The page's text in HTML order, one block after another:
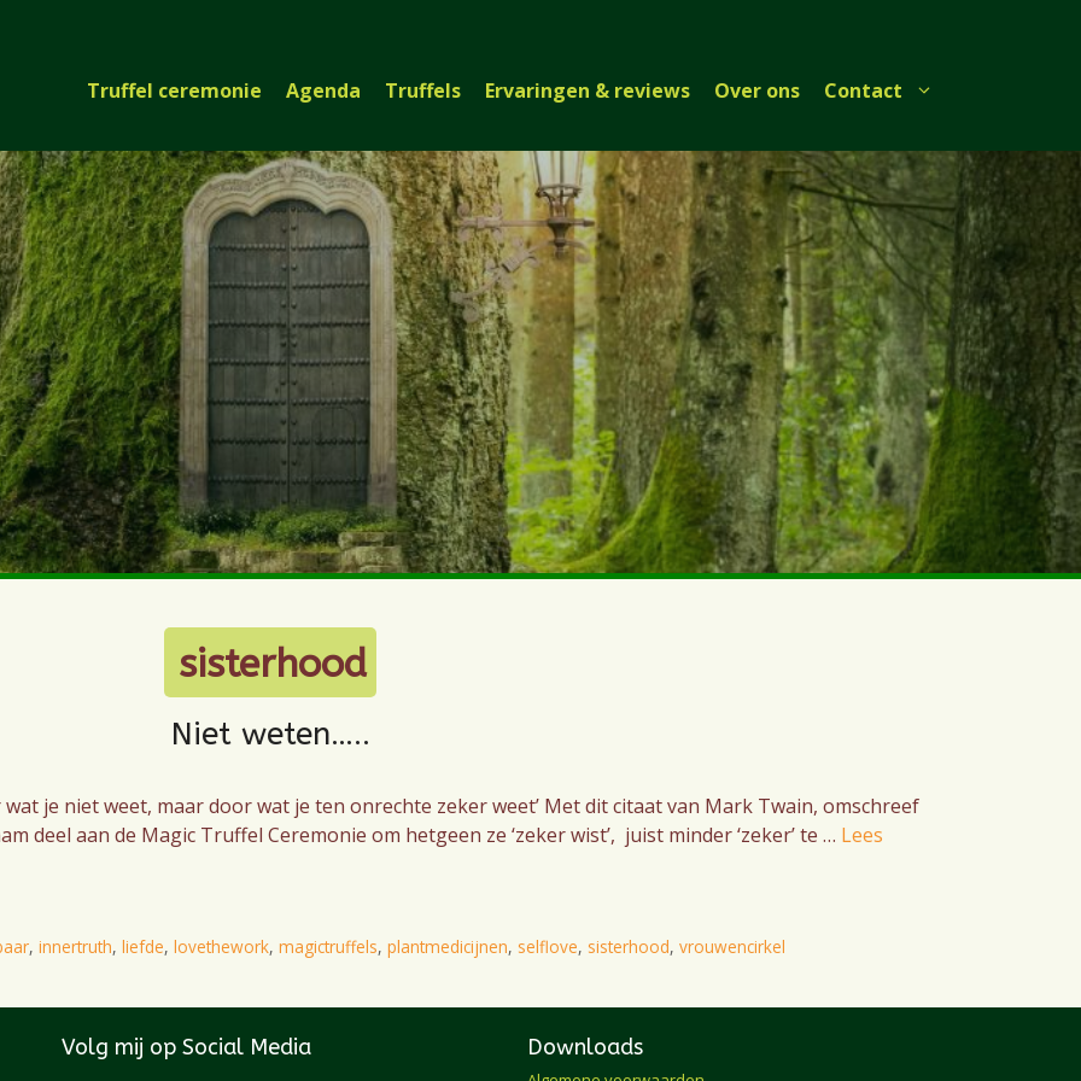
Truffel ceremonie Agenda Truffels Ervaringen & reviews Over ons Contact
sisterhood
Niet weten…..
je niet weet, maar door wat je ten onrechte zeker weet’ Met dit citaat van Mark Twain, omschreef
deel aan de Magic Truffel Ceremonie om hetgeen ze ‘zeker wist’, juist minder ‘zeker’ te … Lees
, innertruth, liefde, lovethework, magictruffels, plantmedicijnen, selflove, sisterhood, vrouwencirkel
Volg mij op Social Media Downloads